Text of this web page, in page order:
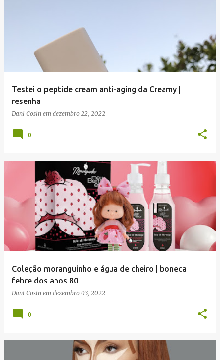
Testei o peptide cream anti-aging da Creamy |
resenha
Dani Cosin em dezembro 22, 2022
0
Coleção moranguinho e água de cheiro | boneca
febre dos anos 80
Dani Cosin em dezembro 03, 2022
0